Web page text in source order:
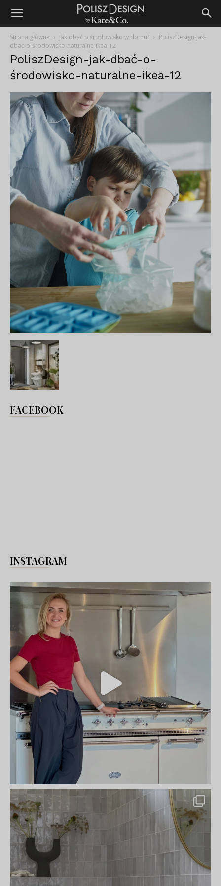
Strona główna Jak dbać o środowisko w domu?
PoliszDesign-jak-
dbać-o-środowisko-naturalne-ikea-12
PoliszDesign-jak-dbać-o-
środowisko-naturalne-ikea-12
FACEBOOK
INSTAGRAM